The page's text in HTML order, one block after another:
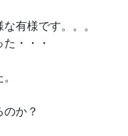
有様です。。。
・・・
か？